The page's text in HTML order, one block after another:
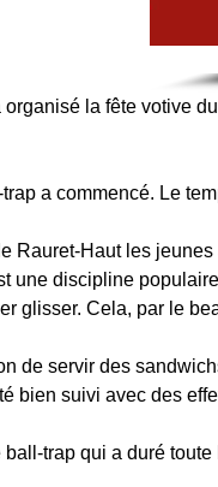
organisé la fête votive
a commencé. Le
Rauret-Haut les
une discipline
glisser. Cela, par le
de servir des
bien suivi avec des
trap qui a duré